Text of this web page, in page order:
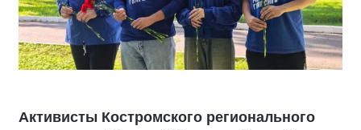
Активисты Костромского регионального